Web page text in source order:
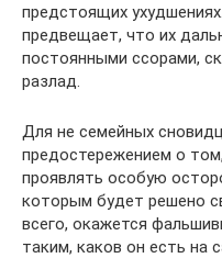
предстоящих
предвещает, что их
постоянными ссорами,
разлад.
Для не семейных
предостережением о
проявлять особую
которым будет решено
всего, окажется
таким, каков он есть на